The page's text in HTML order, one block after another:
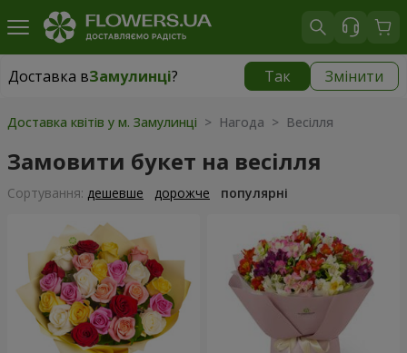
Доставка вЗамулинці? Так Змінити
Доставка вЗамулинці|
Доставка квітів у м. Замулинці > Нагода > Весілля
Замовити букет на весілля
Сортування: дешевше дорожче популярні